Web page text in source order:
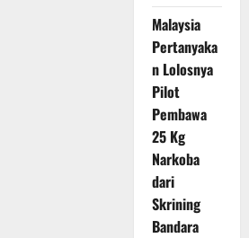
Malaysia
Pertanyaka
n Lolosnya
Pilot
Pembawa
25 Kg
Narkoba
dari
Skrining
Bandara